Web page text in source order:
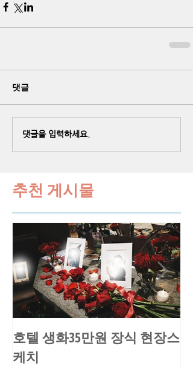
댓글
댓글을 입력하세요.
추천 게시물
호텔 생화35만원 장식 현장스
케치